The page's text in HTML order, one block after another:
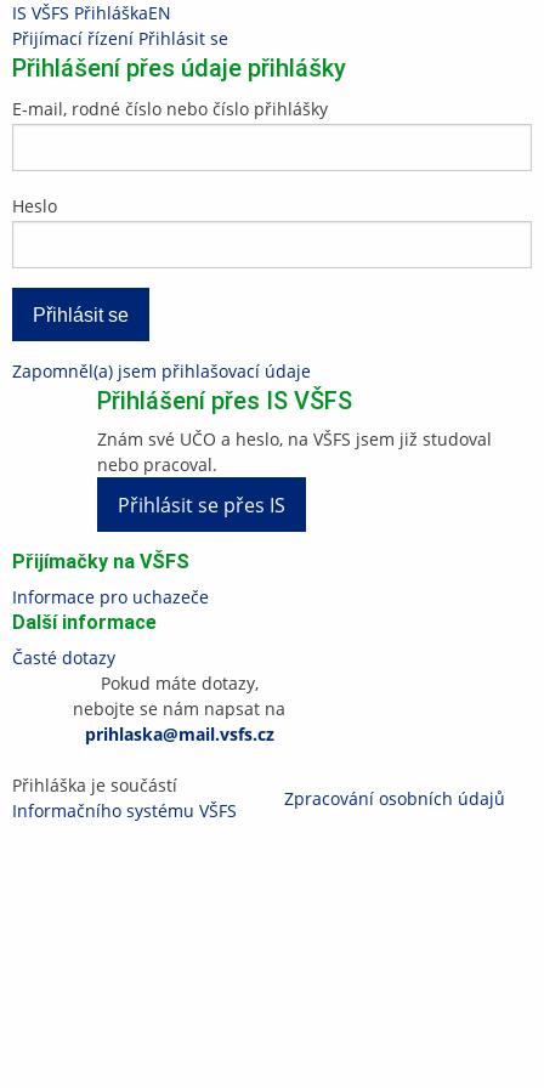
Přeskočit
na
hlavičku
Přeskočit
na
obsah
IS VŠFS PřihláškaEN
>
Přijímací řízení >
Přihlásit se
Přihlášení přes údaje přihlášky
E-mail, rodné číslo nebo číslo přihlášky
Heslo
Zapomněl(a) jsem přihlašovací údaje
Přihlášení přes IS VŠFS
Znám své UČO a heslo, na VŠFS jsem již studoval
nebo pracoval.
Přihlásit se přes IS
Přijímačky na VŠFS
Informace pro uchazeče
Další informace
Časté dotazy
Pokud máte dotazy,
nebojte se nám napsat na
prihlaska@mail.vsfs.cz
Přihláška je součástí
Informačního systému VŠFS
Zpracování osobních údajů